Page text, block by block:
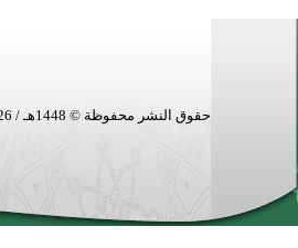
حقوق النشر محفوظة © 1448هـ / 2026م لموقع